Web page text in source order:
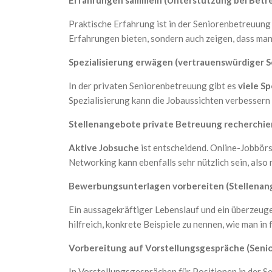
Praktische Erfahrung ist in der
Erfahrungen bieten, sondern auch zeigen, dass
Spezialisierung erwägen (vertrauenswürdiger
In der privaten Seniorenbetreuung gibt esviele
Spezialisierung kann die Jobaussichten
Stellenangebote private Betreuung
Aktive Jobsuche ist entscheidend. Online-
Networking kann ebenfalls sehr nützlich sein,
Bewerbungsunterlagen vorbereiten
Ein aussagekräftiger Lebenslauf und ein
hilfreich, konkrete Beispiele zu nennen, wie man
Vorbereitung auf Vorstellungsgespräche